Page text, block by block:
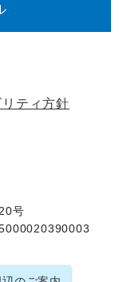
ティ方針
号